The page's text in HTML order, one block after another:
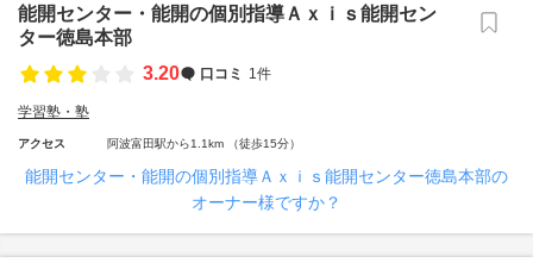
能開センター・能開の個別指導Ａｘｉｓ能開セン
ター徳島本部
3.20
口コミ 1件
学習塾・塾
アクセス 阿波富田駅から1.1km （徒歩15分）
能開センター・能開の個別指導Ａｘｉｓ能開センター徳島本部の
オーナー様ですか？